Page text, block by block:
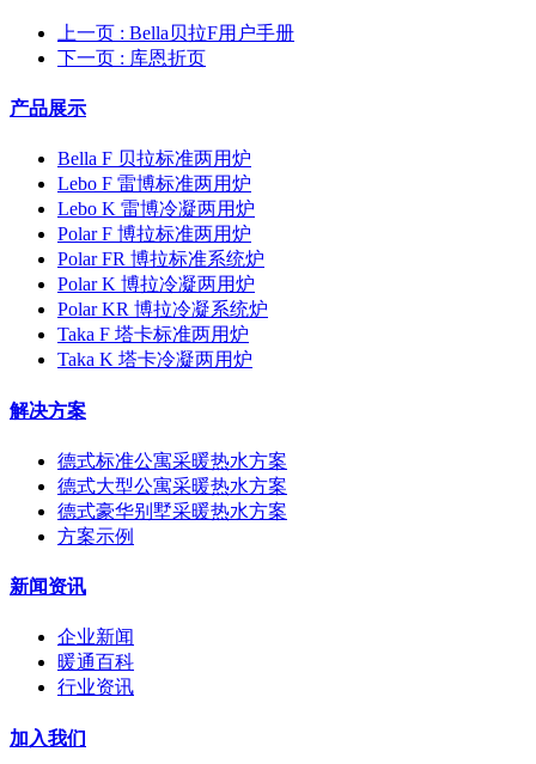
上一页 : Bella贝拉F用户手册
下一页 : 库恩折页
产品展示
Bella F 贝拉标准两用炉
Lebo F 雷博标准两用炉
Lebo K 雷博冷凝两用炉
Polar F 博拉标准两用炉
Polar FR 博拉标准系统炉
Polar K 博拉冷凝两用炉
Polar KR 博拉冷凝系统炉
Taka F 塔卡标准两用炉
Taka K 塔卡冷凝两用炉
解决方案
德式标准公寓采暖热水方案
德式大型公寓采暖热水方案
德式豪华别墅采暖热水方案
方案示例
新闻资讯
企业新闻
暖通百科
行业资讯
加入我们